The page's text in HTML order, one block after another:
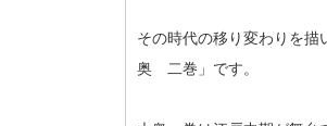
その時代の移り変わりを描
奥 二巻」です。